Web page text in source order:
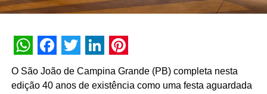
WhatsApp
Facebook
Twitter
LinkedIn
Pinterest
O São João de Campina Grande (PB) completa nesta
edição 40 anos de existência como uma festa aguardada